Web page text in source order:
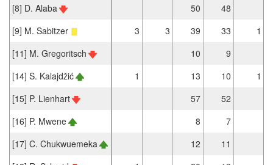
[8] D. Alaba
50
48
[9] M. Sabitzer
3 3 39 33
1
[11] M. Gregoritsch
10
9
[14] S. Kalajdžić
1 13 10
1
[15] P. Lienhart
57
52
[16] P. Mwene
8
7
[17] C. Chukwuemeka
12
11